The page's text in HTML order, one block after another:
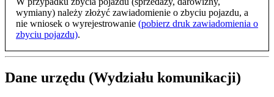
wymiany) należy złożyć zawiadomienie o zbyciu pojazdu, a
nie wniosek o wyrejestrowanie (pobierz druk zawiadomienia o
zbyciu pojazdu).
Dane urzędu (Wydziału komunikacji)